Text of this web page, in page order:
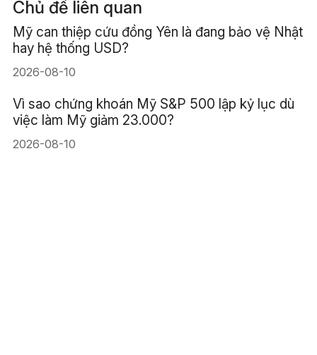
Chủ đề liên quan
Mỹ can thiệp cứu đồng Yên là đang bảo vệ Nhật
hay hệ thống USD?
2026-08-10
Vì sao chứng khoán Mỹ S&P 500 lập kỷ lục dù
việc làm Mỹ giảm 23.000?
2026-08-10